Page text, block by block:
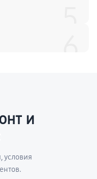
и
условия